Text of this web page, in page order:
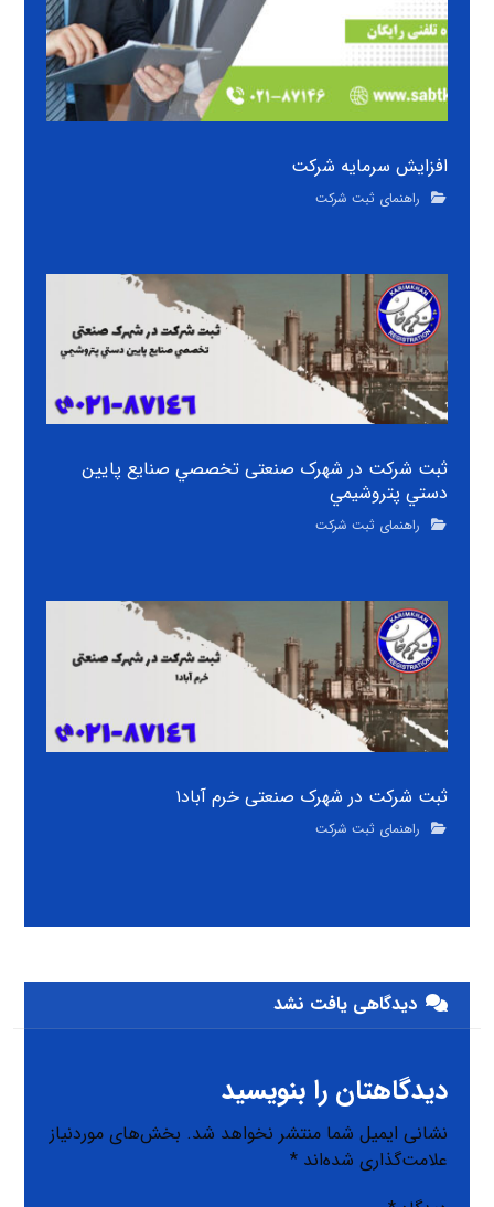
افزایش سرمایه شرکت
راهنمای ثبت شرکت
ثبت شرکت در شهرک صنعتی تخصصي صنايع پايين
دستي پتروشيمي
راهنمای ثبت شرکت
ثبت شرکت در شهرک صنعتی خرم آباد۱
راهنمای ثبت شرکت
دیدگاهی یافت نشد
دیدگاهتان را بنویسید
نشانی ایمیل شما منتشر نخواهد شد. بخش‌های موردنیاز
علامت‌گذاری شده‌اند*